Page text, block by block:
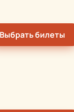
Выбрать билеты